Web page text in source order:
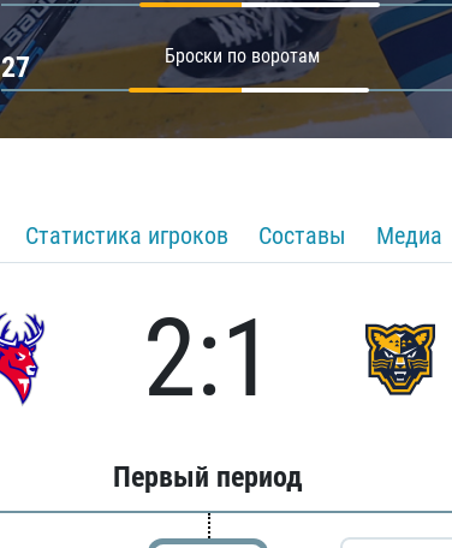
Броски по воротам
27
Статистика игроков Составы Медиа
2:1
Первый период